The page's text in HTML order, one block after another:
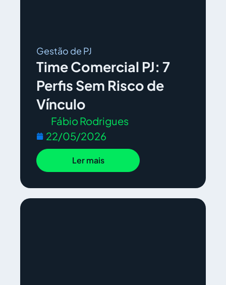
Gestão de PJ
Time Comercial PJ: 7
Perfis Sem Risco de
Vínculo
Fábio Rodrigues
22/05/2026
Ler mais